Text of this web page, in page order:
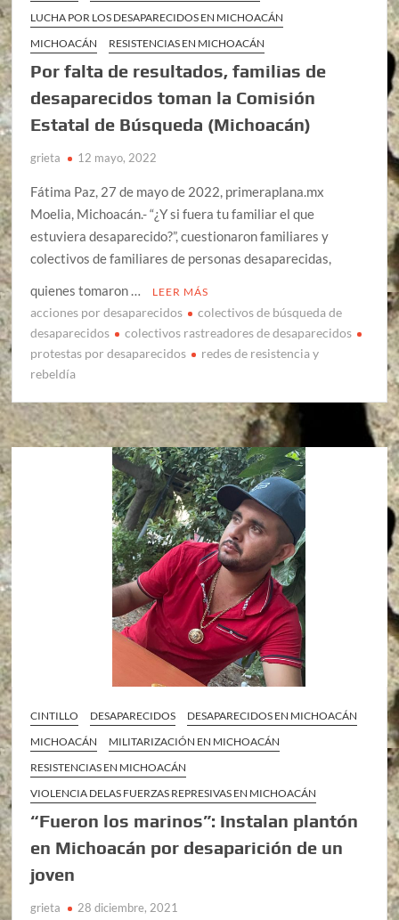
LUCHA POR LOS DESAPARECIDOS EN MICHOACÁN
MICHOACÁN
RESISTENCIAS EN MICHOACÁN
Por falta de resultados, familias de
desaparecidos toman la Comisión
Estatal de Búsqueda (Michoacán)
grieta 12 mayo, 2022
Fátima Paz, 27 de mayo de 2022, primeraplana.mx
Moelia, Michoacán.- “¿Y si fuera tu familiar el que
estuviera desaparecido?”, cuestionaron familiares y
colectivos de familiares de personas desaparecidas,
quienes tomaron …
LEER MÁS
acciones por desaparecidos
colectivos de búsqueda de
desaparecidos
colectivos rastreadores de desaparecidos
protestas por desaparecidos
redes de resistencia y
rebeldía
CINTILLO DESAPARECIDOS
DESAPARECIDOS EN MICHOACÁN
MICHOACÁN
MILITARIZACIÓN EN MICHOACÁN
RESISTENCIAS EN MICHOACÁN
VIOLENCIA DELAS FUERZAS REPRESIVAS EN MICHOACÁN
“Fueron los marinos”: Instalan plantón
en Michoacán por desaparición de un
joven
grieta 28 diciembre, 2021